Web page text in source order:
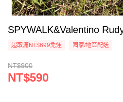
SPYWALK&Valentino
超取滿NT$699免運 國家/地區配送
NT$900
NT$590